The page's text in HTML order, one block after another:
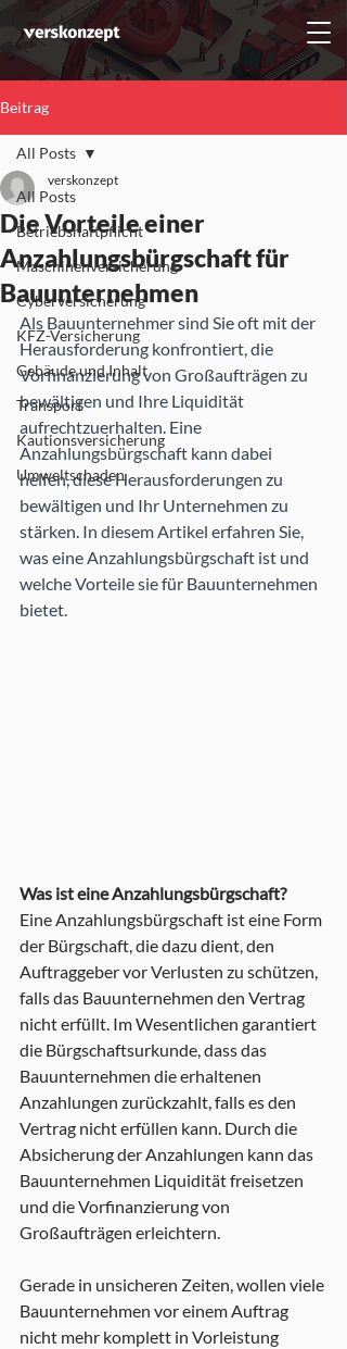
Beitrag
All Posts
Betriebshaftpflicht
Maschinenversicherung
Cyberversicherung
KFZ-Versicherung
Gebäude und Inhalt
Transport
Kautionsversicherung
Umweltschaden
All Posts
Die Vorteile einer
Anzahlungsbürgschaft für
Bauunternehmen
verskonzept
Als Bauunternehmer sind Sie oft mit der
Herausforderung konfrontiert, die
Vorfinanzierung von Großaufträgen zu
bewältigen und Ihre Liquidität
aufrechtzuerhalten. Eine
Anzahlungsbürgschaft kann dabei
helfen, diese Herausforderungen zu
bewältigen und Ihr Unternehmen zu
stärken. In diesem Artikel erfahren Sie,
was eine Anzahlungsbürgschaft ist und
welche Vorteile sie für Bauunternehmen
bietet.
Was ist eine Anzahlungsbürgschaft?
Eine Anzahlungsbürgschaft ist eine Form
der Bürgschaft, die dazu dient, den
Auftraggeber vor Verlusten zu schützen,
falls das Bauunternehmen den Vertrag
nicht erfüllt. Im Wesentlichen garantiert
die Bürgschaftsurkunde, dass das
Bauunternehmen die erhaltenen
Anzahlungen zurückzahlt, falls es den
Vertrag nicht erfüllen kann. Durch die
Absicherung der Anzahlungen kann das
Bauunternehmen Liquidität freisetzen
und die Vorfinanzierung von
Großaufträgen erleichtern.
Gerade in unsicheren Zeiten, wollen viele
Bauunternehmen vor einem Auftrag
nicht mehr komplett in Vorleistung